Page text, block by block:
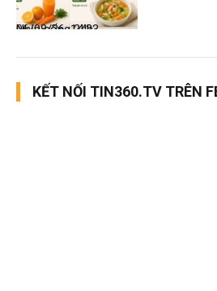
Nhịp sống 24h
06/08/26, 14:23
KẾT NỐI TIN360.TV TRÊN